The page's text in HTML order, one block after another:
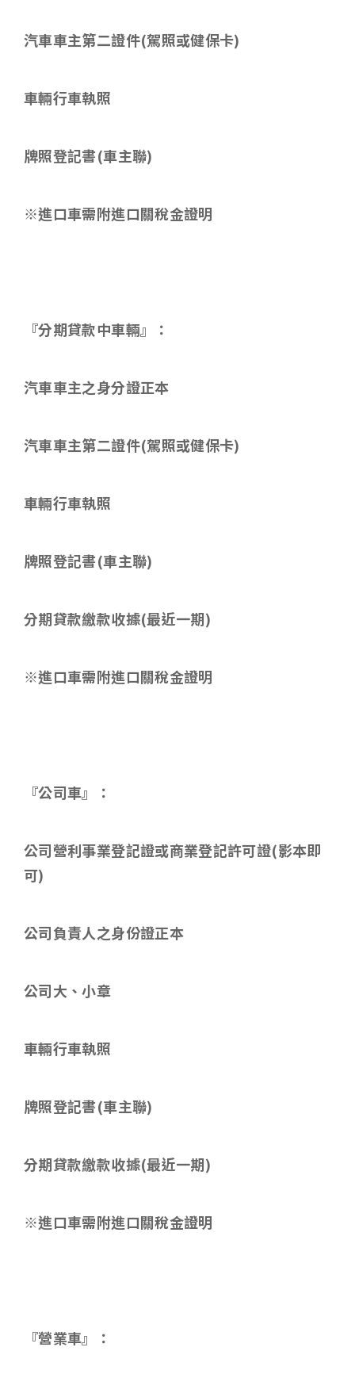
汽車車主第二證件(駕照或健保卡)
車輛行車執照
牌照登記書(車主聯)
※進口車需附進口關稅金證明
『分期貸款中車輛』：
汽車車主之身分證正本
汽車車主第二證件(駕照或健保卡)
車輛行車執照
牌照登記書(車主聯)
分期貸款繳款收據(最近一期)
※進口車需附進口關稅金證明
『公司車』：
公司營利事業登記證或商業登記許可證(影本即
可)
公司負責人之身份證正本
公司大、小章
車輛行車執照
牌照登記書(車主聯)
分期貸款繳款收據(最近一期)
※進口車需附進口關稅金證明
『營業車』：